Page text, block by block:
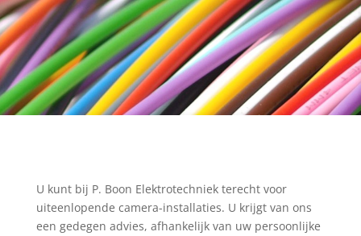
U kunt bij P. Boon Elektrotechniek terecht voor
uiteenlopende camera-installaties. U krijgt van ons
een gedegen advies, afhankelijk van uw persoonlijke